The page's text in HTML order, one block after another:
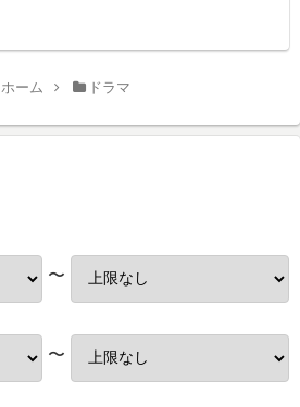
ホーム ドラマ
〜
〜